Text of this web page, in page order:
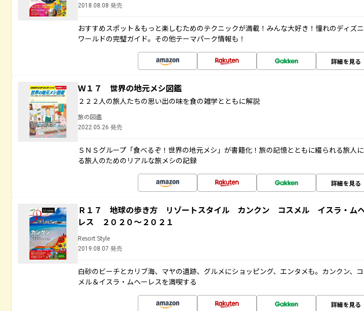
2018.08.08 発売
おすすめスポット＆もっと楽しむためのテクニックが満載！みんな大好き！憧れのディズ
ワールドの完璧ガイド。その他テーマパーク情報も！
詳細を見る
Ｗ１７ 世界の地元メシ図鑑
２２２人の旅人たちの思い出の味を食の雑学とともに解説
旅の図鑑
2022.05.26 発売
ＳＮＳグループ「食べるぞ！世界の地元メシ」が書籍化！旅の記憶とともに綴られる旅人
る旅人のためのリアルな旅メシの記録
詳細を見る
Ｒ１７ 地球の歩き方 リゾートスタイル カンクン コスメル イスラ・ム
レス ２０２０～２０２１
Resort Style
2019.08.07 発売
白砂のビーチとカリブ海、マヤの遺跡、グルメにショッピング、エンタメも。カンクン、
メル＆イスラ・ムヘーレスを満喫する
詳細を見る